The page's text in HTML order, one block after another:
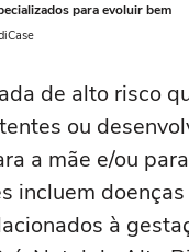
para evoluir bem
de alto risco
ou
a mãe e/ou
incluem
à